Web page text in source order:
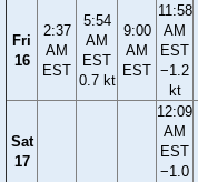
Fri
16
2:37
AM
EST
5:54
AM
EST
0.7 kt
9:00
AM
EST
11:58
AM
EST
−1.2
kt
Sat
17
12:09
AM
EST
−1.0